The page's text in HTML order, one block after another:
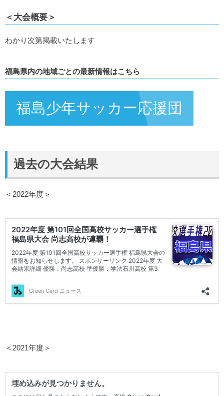
＜大会概要＞
わかり次第掲載いたします
福島県内の地域ごとの最新情報はこちら
福島少年サッカー応援団
過去の大会結果
＜2022年度＞
＜2021年度＞